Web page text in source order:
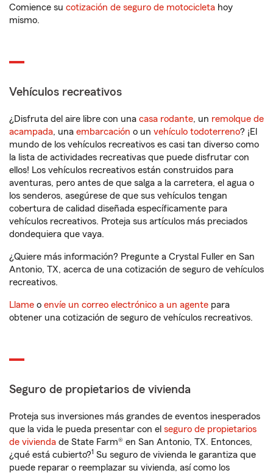
Comience su cotización de seguro de motocicleta hoy
mismo.
Vehículos recreativos
¿Disfruta del aire libre con una casa rodante, un remolque de
acampada, una embarcación o un vehículo todoterreno? ¡El
mundo de los vehículos recreativos es casi tan diverso como
la lista de actividades recreativas que puede disfrutar con
ellos! Los vehículos recreativos están construidos para
aventuras, pero antes de que salga a la carretera, el agua o
los senderos, asegúrese de que sus vehículos tengan
cobertura de calidad diseñada específicamente para
vehículos recreativos. Proteja sus artículos más preciados
dondequiera que vaya.
¿Quiere más información? Pregunte a Crystal Fuller en San
Antonio, TX, acerca de una cotización de seguro de vehículos
recreativos.
Llame o envíe un correo electrónico a un agente para
obtener una cotización de seguro de vehículos recreativos.
Seguro de propietarios de vivienda
Proteja sus inversiones más grandes de eventos inesperados
que la vida le pueda presentar con el seguro de propietarios
de vivienda de State Farm® en San Antonio, TX. Entonces,
¿qué está cubierto?1 Su seguro de vivienda le garantiza que
puede reparar o reemplazar su vivienda, así como los